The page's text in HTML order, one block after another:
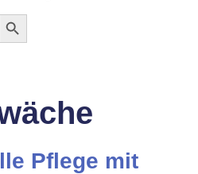
Button
Pflege mit